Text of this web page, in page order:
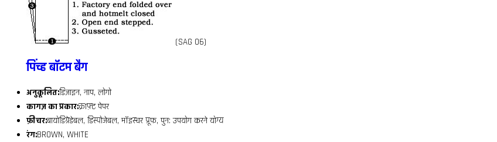
(SAG 06)
पिंच्ड बॉटम बैग
अनुकूलित:डिज़ाइन, नाप, लोगो
कागज़ का प्रकार:क्राफ़्ट पेपर
फ़ीचर:बायोडिग्रेडेबल, डिस्पोजेबल, मॉइस्चर प्रूफ, पुन: उपयोग करने योग्य
रंग:BROWN, WHITE